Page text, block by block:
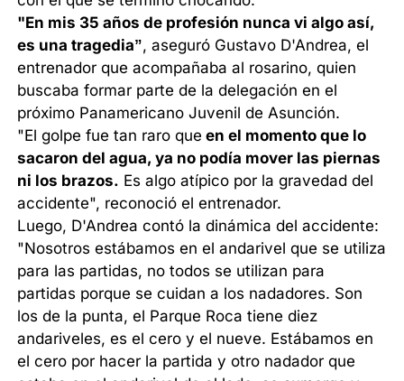
"En mis 35 años de profesión nunca vi algo así,
es una tragedia”, aseguró Gustavo D'Andrea, el
entrenador que acompañaba al rosarino, quien
buscaba formar parte de la delegación en el
próximo Panamericano Juvenil de Asunción.
"El golpe fue tan raro que en el momento que lo
sacaron del agua, ya no podía mover las piernas
ni los brazos. Es algo atípico por la gravedad del
accidente", reconoció el entrenador.
Luego, D'Andrea contó la dinámica del accidente:
"Nosotros estábamos en el andarivel que se utiliza
para las partidas, no todos se utilizan para
partidas porque se cuidan a los nadadores. Son
los de la punta, el Parque Roca tiene diez
andariveles, es el cero y el nueve. Estábamos en
el cero por hacer la partida y otro nadador que